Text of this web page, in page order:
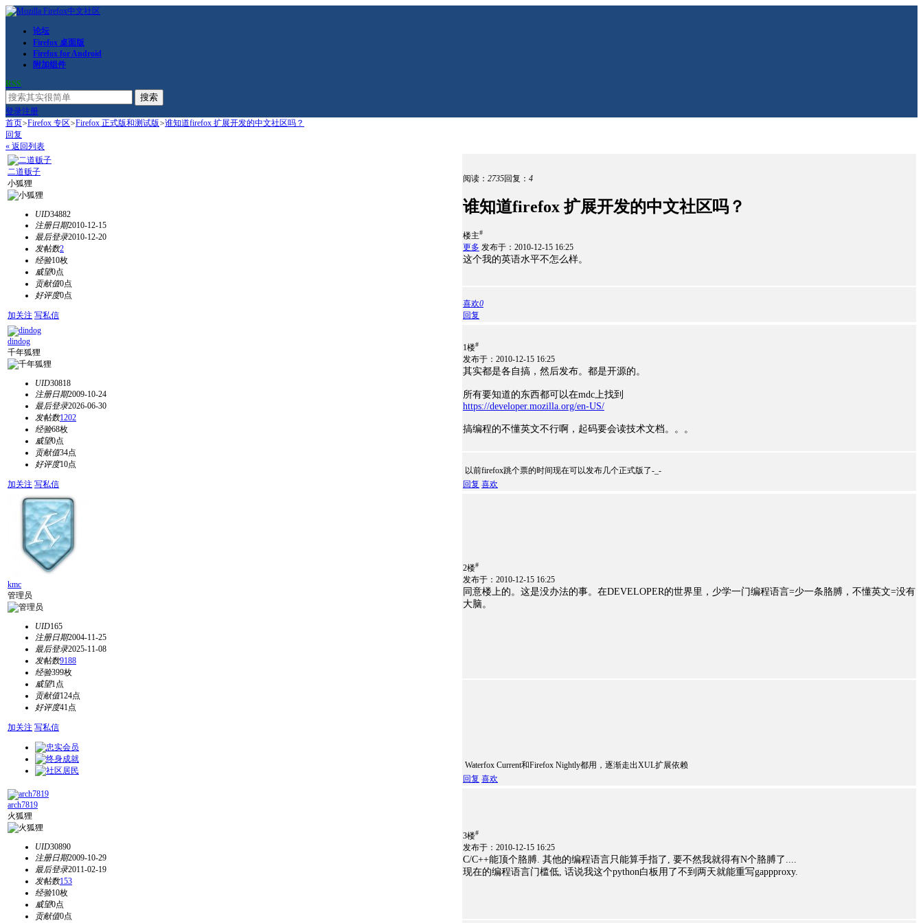
论坛
Firefox 桌面版
Firefox for Android
附加组件
RSS
搜索
登录注册
首页>Firefox 专区>Firefox 正式版和测试版>谁知道firefox 扩展开发的中文社区吗？
回复
« 返回列表
二道贩子
小狐狸
UID34882
注册日期2010-12-15
最后登录2010-12-20
发帖数2
经验10枚
威望0点
贡献值0点
好评度0点
加关注 写私信
阅读： 2735回复： 4
谁知道firefox 扩展开发的中文社区吗？
楼主#
更多 发布于：2010-12-15 16:25
这个我的英语水平不怎么样。
喜欢0
回复
dindog
千年狐狸
UID30818
注册日期2009-10-24
最后登录2026-06-30
发帖数1202
经验68枚
威望0点
贡献值34点
好评度10点
加关注 写私信
1楼#
发布于：2010-12-15 16:25
其实都是各自搞，然后发布。都是开源的。
所有要知道的东西都可以在mdc上找到
https://developer.mozilla.org/en-US/
搞编程的不懂英文不行啊，起码要会读技术文档。。。
以前firefox跳个票的时间现在可以发布几个正式版了-_-
回复 喜欢
kmc
管理员
UID165
注册日期2004-11-25
最后登录2025-11-08
发帖数9188
经验399枚
威望1点
贡献值124点
好评度41点
加关注 写私信
2楼#
发布于：2010-12-15 16:25
同意楼上的。这是没办法的事。在DEVELOPER的世界里，少学一门编程语言=少一条胳膊，不懂英文=没有
大脑。
Waterfox Current和Firefox Nightly都用，逐渐走出XUL扩展依赖
回复 喜欢
arch7819
火狐狸
UID30890
注册日期2009-10-29
最后登录2011-02-19
发帖数153
经验10枚
威望0点
贡献值0点
3楼#
发布于：2010-12-15 16:25
C/C++能顶个胳膊. 其他的编程语言只能算手指了, 要不然我就得有N个胳膊了....
现在的编程语言门槛低, 话说我这个python白板用了不到两天就能重写gappproxy.